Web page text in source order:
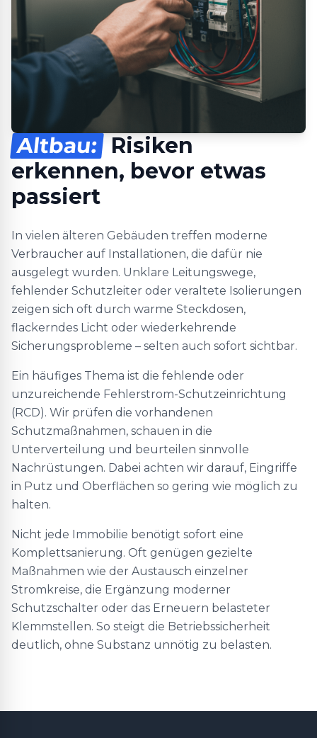
Altbau: Risiken
erkennen, bevor etwas
passiert
In vielen älteren Gebäuden treffen moderne
Verbraucher auf Installationen, die dafür nie
ausgelegt wurden. Unklare Leitungswege,
fehlender Schutzleiter oder veraltete Isolierungen
zeigen sich oft durch warme Steckdosen,
flackerndes Licht oder wiederkehrende
Sicherungsprobleme – selten auch sofort sichtbar.
Ein häufiges Thema ist die fehlende oder
unzureichende Fehlerstrom-Schutzeinrichtung
(RCD). Wir prüfen die vorhandenen
Schutzmaßnahmen, schauen in die
Unterverteilung und beurteilen sinnvolle
Nachrüstungen. Dabei achten wir darauf, Eingriffe
in Putz und Oberflächen so gering wie möglich zu
halten.
Nicht jede Immobilie benötigt sofort eine
Komplettsanierung. Oft genügen gezielte
Maßnahmen wie der Austausch einzelner
Stromkreise, die Ergänzung moderner
Schutzschalter oder das Erneuern belasteter
Klemmstellen. So steigt die Betriebssicherheit
deutlich, ohne Substanz unnötig zu belasten.